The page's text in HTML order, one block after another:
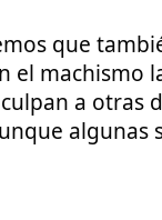
que
el machismo
a otras
algunas